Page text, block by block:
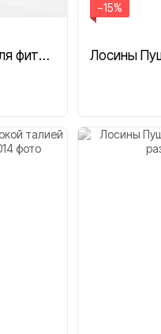
Лосины с Пуш Ап эффектом для фитнеса с высокой талией LILAFIT леопардовые розовые размер S
−15%